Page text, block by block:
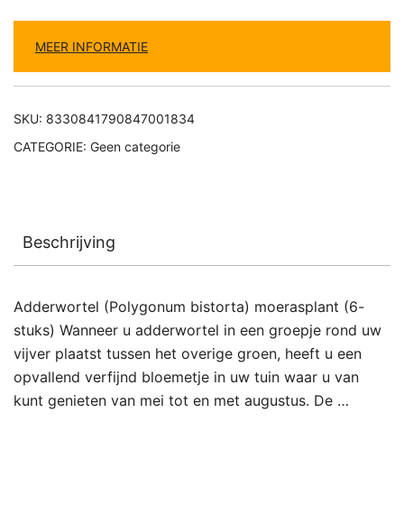
MEER INFORMATIE
SKU: 8330841790847001834
CATEGORIE: Geen categorie
Beschrijving
Adderwortel (Polygonum bistorta) moerasplant (6-
stuks) Wanneer u adderwortel in een groepje rond uw
vijver plaatst tussen het overige groen, heeft u een
opvallend verfijnd bloemetje in uw tuin waar u van
kunt genieten van mei tot en met augustus. De …